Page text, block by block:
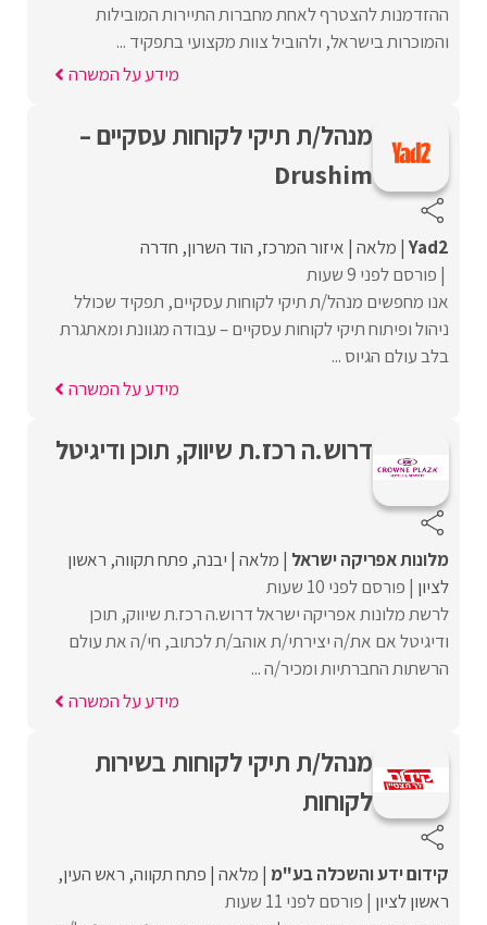
ההזדמנות להצטרף לאחת מחברות התיירות המובילות
והמוכרות בישראל, ולהוביל צוות מקצועי בתפקיד ...
מידע על המשרה
מנהל/ת תיקי לקוחות עסקיים –
Drushim
Yad2 מלאה איזור המרכז הוד השרון חדרה
פורסם לפני 9 שעות
אנו מחפשים מנהל/ת תיקי לקוחות עסקיים, תפקיד שכולל
ניהול ופיתוח תיקי לקוחות עסקיים – עבודה מגוונת ומאתגרת
בלב עולם הגיוס ...
מידע על המשרה
דרוש.ה רכז.ת שיווק, תוכן ודיגיטל
מלונות אפריקה ישראל מלאה יבנה פתח תקווה ראשון
לציון פורסם לפני 10 שעות
לרשת מלונות אפריקה ישראל דרוש.ה רכז.ת שיווק, תוכן
ודיגיטל אם את/ה יצירתי/ת אוהב/ת לכתוב, חי/ה את עולם
הרשתות החברתיות ומכיר/ה ...
מידע על המשרה
מנהל/ת תיקי לקוחות בשירות
לקוחות
קידום ידע והשכלה בע"מ מלאה פתח תקווה ראש העין
ראשון לציון פורסם לפני 11 שעות